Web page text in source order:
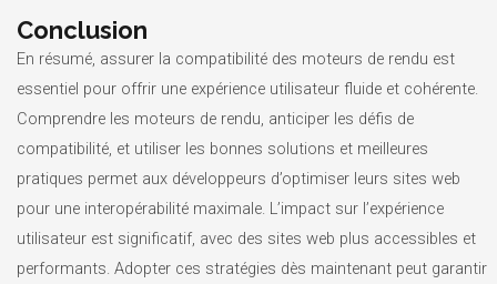
Conclusion
En résumé, assurer la compatibilité des moteurs de rendu est
essentiel pour offrir une expérience utilisateur fluide et cohérente.
Comprendre les moteurs de rendu, anticiper les défis de
compatibilité, et utiliser les bonnes solutions et meilleures
pratiques permet aux développeurs d’optimiser leurs sites web
pour une interopérabilité maximale. L’impact sur l’expérience
utilisateur est significatif, avec des sites web plus accessibles et
performants. Adopter ces stratégies dès maintenant peut garantir